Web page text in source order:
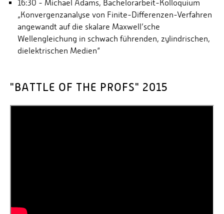
16:30 - Michael Adams, Bachelorarbeit-Kolloquium
„Konvergenzanalyse von Finite-Differenzen-Verfahren
angewandt auf die skalare Maxwell’sche
Wellengleichung in schwach führenden, zylindrischen,
dielektrischen Medien“
"BATTLE OF THE PROFS" 2015